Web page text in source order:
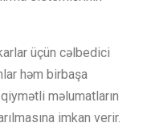
üçün cəlbedici
həm birbaşa
məlumatların
imkan verir.